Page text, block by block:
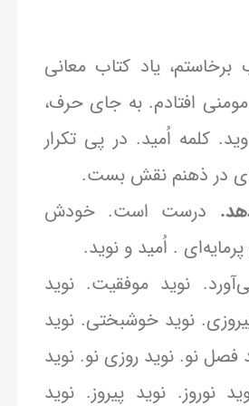
یاد کتاب معانی
افتادم. به جای حرف،
کلمه اُمید. در پی تکرار
در ذهنم نقش بست.
درست است. خودش
. اُمید و نوید.
نوید موفقیت. نوید
نوید خوشبختی. نوید
فصل‌ نو. نوید روزی نو. نوید
نوروز. نوید پیروز. نوید